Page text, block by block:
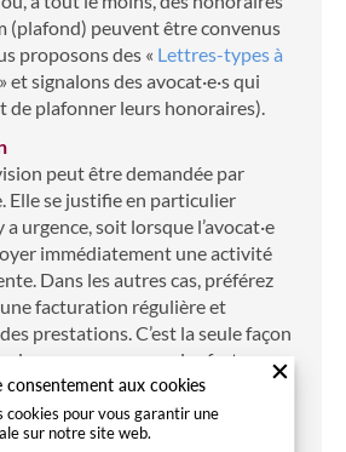
(plafond) peuvent être convenus
proposons des « Lettres-types à
» et signalons des avocat·e·s qui
de plafonner leurs honoraires).
peut être demandée par
Elle se justifie en particulier
a urgence, soit lorsque l’avocat·e
immédiatement une activité
Dans les autres cas, préférez
facturation régulière et
prestations. C’est la seule façon
de vous assurer que les factures
avec vos possibilités
concrètes et vous éviterez ainsi
surprises.
consentement aux cookies
cookies pour vous garantir une
sur notre site web.